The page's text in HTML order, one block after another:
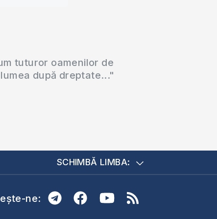
tuturor oamenilor de
după dreptate..."
SCHIMBĂ LIMBA:
ne: